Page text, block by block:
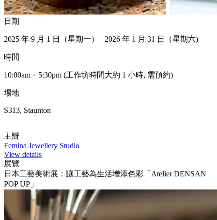
日期
2025 年 9 月 1 日（星期一）– 2026 年 1 月 31 日（星期六)
時間
10:00am – 5:30pm (工作坊時間大約 1 小時, 需預約)
場地
S313, Staunton
主辦
Femina Jewellery Studio
View details
展覽
日本工藝美術展：讓工藝為生活增添色彩「Atelier DENSAN
POP UP」